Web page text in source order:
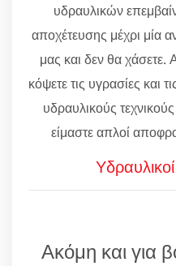
υδραυλικών
αποχέτευσης μέχρι μία
μας και δεν θα χάσετε.
κόψετε τις υγρασίες και
υδραυλικούς
είμαστε απλοί
Ακόμη και για